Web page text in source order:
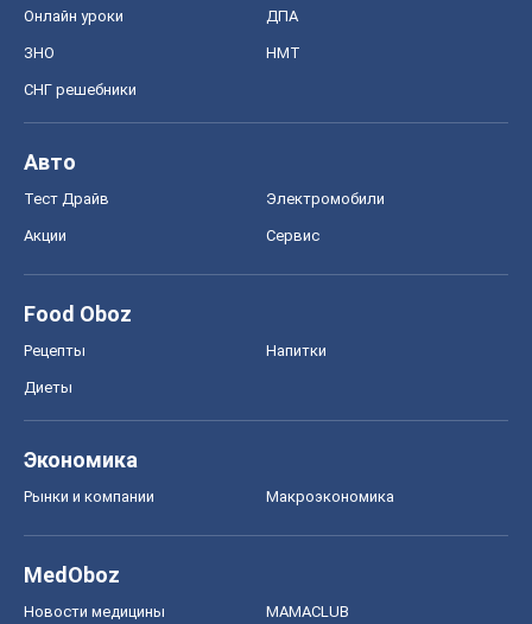
Онлайн уроки ДПА
ЗНО НМТ
СНГ решебники
Авто
Тест Драйв Электромобили
Акции Сервис
Food Oboz
Рецепты Напитки
Диеты
Экономика
Рынки и компании Mакроэкономика
MedOboz
Новости медицины MAMACLUB